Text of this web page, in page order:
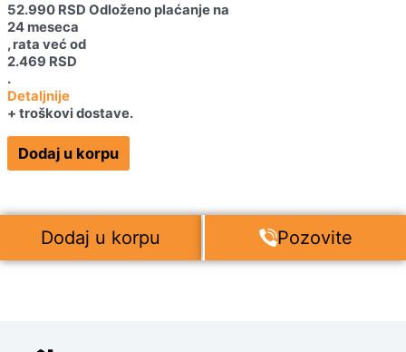
52.990 RSD Odloženo plaćanje na
24 meseca
, rata već od
2.469 RSD
.
Detaljnije
+ troškovi dostave.
Dodaj u korpu
Dodaj u korpu Pozovite